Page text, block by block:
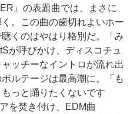
』の表題曲では、まさに
。この曲の歯切れよいホー
くのはやはり格別だ。「み
が呼びかけ、ディスコチュ
ッチーなイントロが流れ出
ルテージは最高潮に。「も
っと踊りたくないです
を焚き付け、EDM曲